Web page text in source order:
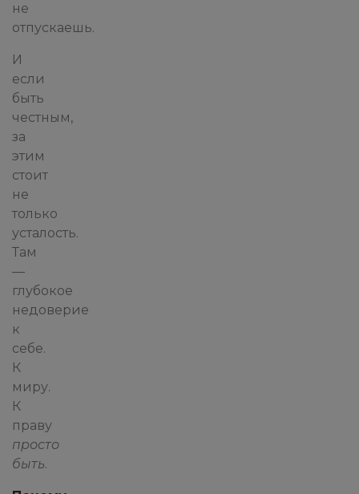
не
отпускаешь.
И
если
быть
честным,
за
этим
стоит
не
только
усталость.
Там
—
глубокое
недоверие
к
себе.
К
миру.
К
праву
просто
быть.